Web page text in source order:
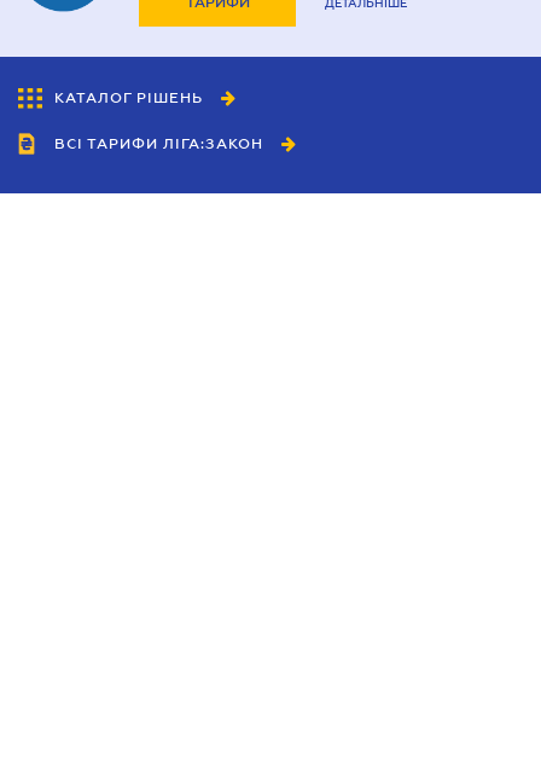
ДЕТАЛЬНІШЕ
КАТАЛОГ РІШЕНЬ
ВСІ ТАРИФИ ЛІГА:ЗАКОН